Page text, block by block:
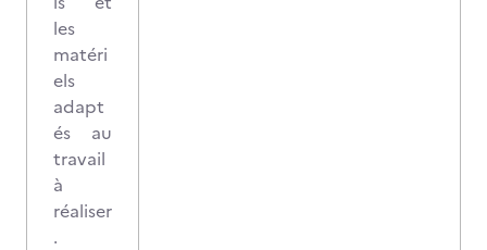
les
matéri
els
adapt
és au
travail
à
réaliser
.